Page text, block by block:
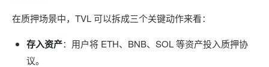
在质押场景中，TVL 可以拆成三个关键动作来看：
存入资产：用户将 ETH、BNB、SOL 等资产投入质押协
议。